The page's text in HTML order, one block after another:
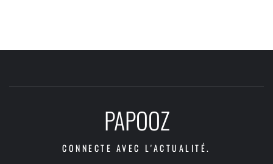
PAPOOZ
CONNECTE AVEC L'ACTUALITÉ.